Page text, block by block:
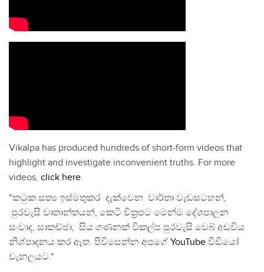
Vikalpa has produced hundreds of short-form videos that
highlight and investigate inconvenient truths. For more
videos, click here.
"කටුක සත්‍ය ඉස්මතුකර දැක්වෙන වාර්තා වැඩසටහන්,
පුරවැසි වෘතාන්තයන්, කෙටි චිත්‍රපට මෙන්ම දේශපාලන
සංවාද, සාකච්ඡා, සිය ගණනක් විකල්ප පුරවැසි වෙබ් අඩවිය
නිශ්පාදනය කර ඇත. පිවිසෙන්න අපගේ YouTube වීඩියෝ
චැනලයට."